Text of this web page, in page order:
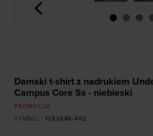
<
Damski t-shirt z nadrukiem
Campus Core Ss - niebieski
PROMOCJA
SYMBOL
1383648-402